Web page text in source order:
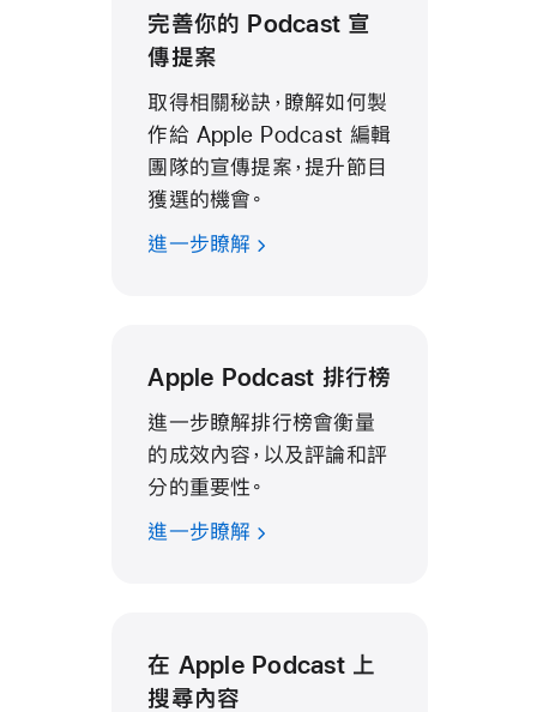
完善你的 Podcast 宣
傳提案
取得相關秘訣，瞭解如何製
作給 Apple Podcast 編輯
團隊的宣傳提案，提升節目
獲選的機會。
進一步瞭解
Apple Podcast 排行榜
進一步瞭解排行榜會衡量
的成效內容，以及評論和評
分的重要性。
進一步瞭解
在 Apple Podcast 上
搜尋內容